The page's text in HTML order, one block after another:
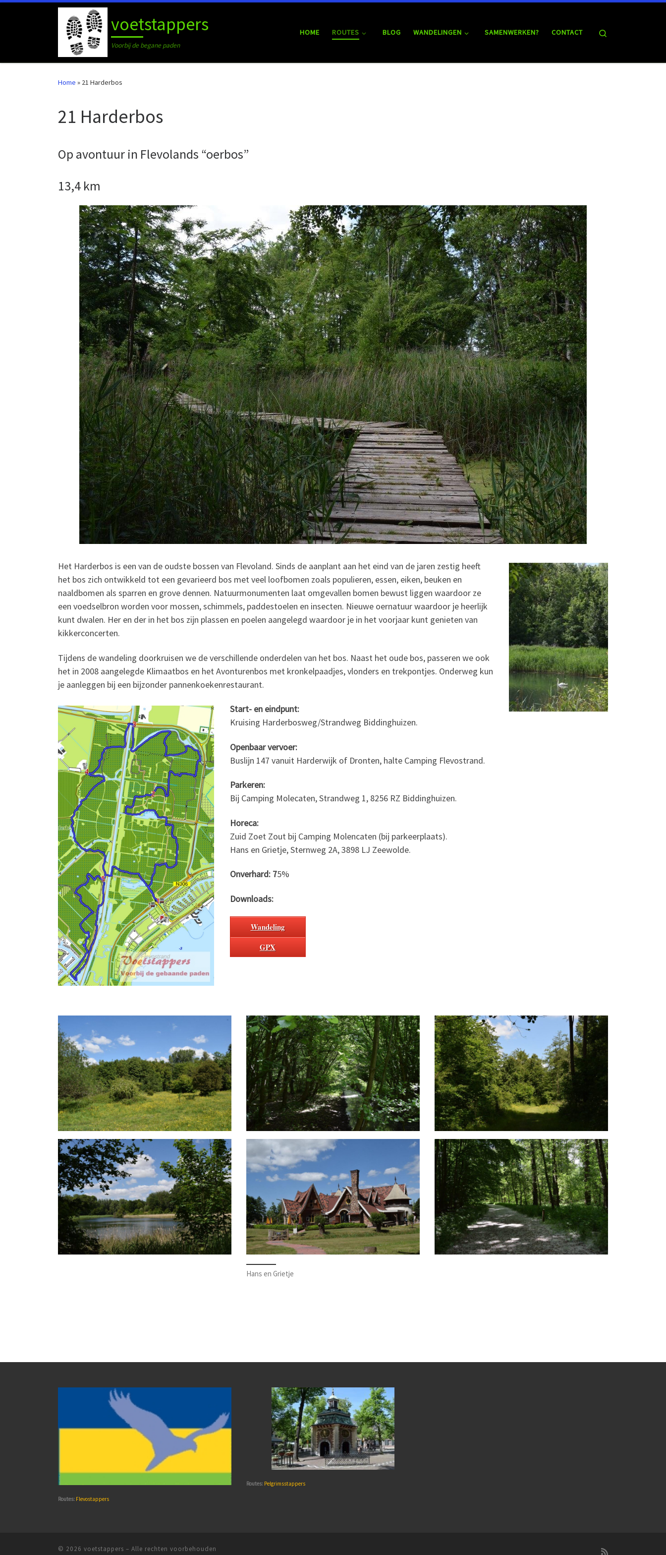
voetstappers
Voorbij de begane paden
HOME ROUTES BLOG WANDELINGEN SAMENWERKEN? CONTACT
Home » 21 Harderbos
21 Harderbos
Op avontuur in Flevolands “oerbos”
13,4 km
Het Harderbos is een van de oudste bossen van Flevoland. Sinds de aanplant aan het eind van de jaren zestig heeft
het bos zich ontwikkeld tot een gevarieerd bos met veel loofbomen zoals populieren, essen, eiken, beuken en
naaldbomen als sparren en grove dennen. Natuurmonumenten laat omgevallen bomen bewust liggen waardoor ze
een voedselbron worden voor mossen, schimmels, paddestoelen en insecten. Nieuwe oernatuur waardoor je heerlijk
kunt dwalen. Her en der in het bos zijn plassen en poelen aangelegd waardoor je in het voorjaar kunt genieten van
kikkerconcerten.
Tijdens de wandeling doorkruisen we de verschillende onderdelen van het bos. Naast het oude bos, passeren we ook
het in 2008 aangelegde Klimaatbos en het Avonturenbos met kronkelpaadjes, vlonders en trekpontjes. Onderweg kun
je aanleggen bij een bijzonder pannenkoekenrestaurant.
Start- en eindpunt:
Kruising Harderbosweg/Strandweg Biddinghuizen.
Openbaar vervoer:
Buslijn 147 vanuit Harderwijk of Dronten, halte Camping Flevostrand.
Parkeren:
Bij Camping Molecaten, Strandweg 1, 8256 RZ Biddinghuizen.
Horeca:
Zuid Zoet Zout bij Camping Molencaten (bij parkeerplaats).
Hans en Grietje, Sternweg 2A, 3898 LJ Zeewolde.
Onverhard: 75%
Downloads:
Wandeling
GPX
Hans en Grietje
Routes: Flevostappers
Routes: Pelgrimsstappers
© 2026 voetstappers – Alle rechten voorbehouden